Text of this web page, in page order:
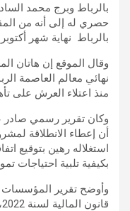
بالرباط وبرج محمد
حصري له إلى أنه من
بالرباط نهاية شهر
وقال الموقع إن هاتان
نهائي معالم العاصمة
منذ اعتلاء العرش على
وكان تقرير رسمي صادر
أن إعطاء الانطلاقة
استغلاله رهين بتوقيع
بكيفية تلبية احتياجات
وأوضح تقرير المؤسسات